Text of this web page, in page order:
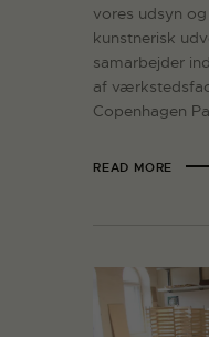
vores udsyn
kunstnerisk
samarbejder
af
Copenhagen
READ MORE